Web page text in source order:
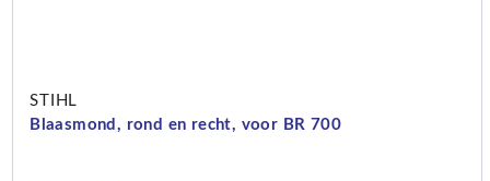
STIHL
Blaasmond, rond en recht, voor BR 700